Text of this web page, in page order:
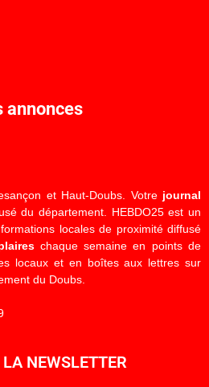
annonces
et Haut-Doubs. Votre journal
du département. HEBDO25 est un
locales de proximité diffusé
chaque semaine en points de
locaux et en boîtes aux lettres sur
du Doubs.
NEWSLETTER